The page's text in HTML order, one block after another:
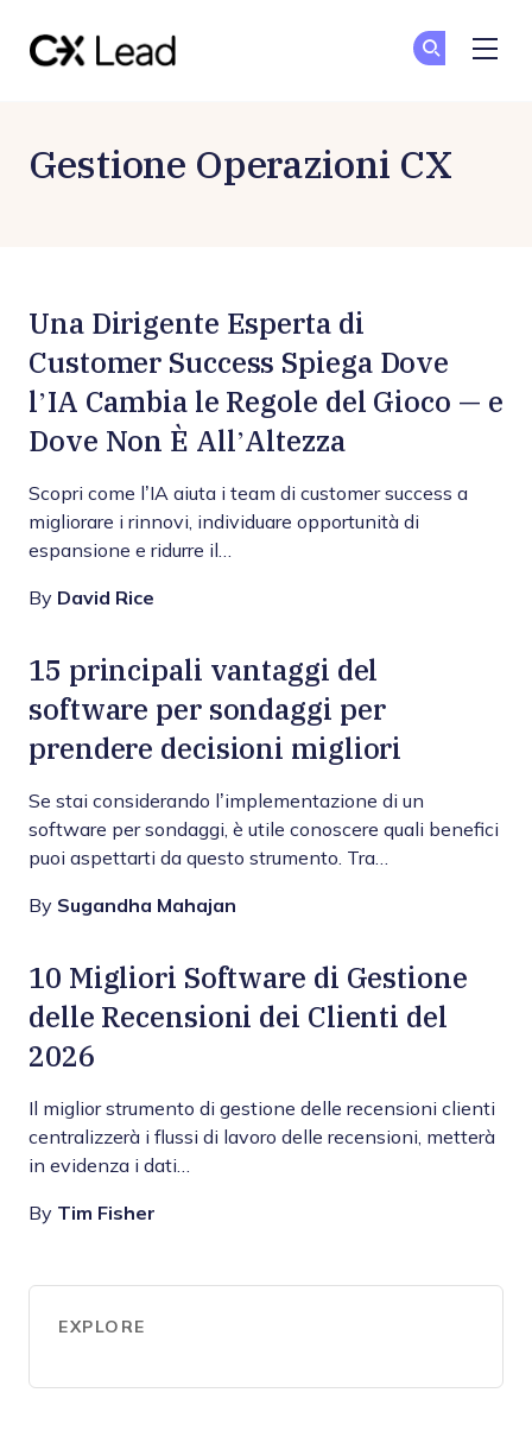
Gestione Operazioni CX
Una Dirigente Esperta di
Customer Success Spiega Dove
l’IA Cambia le Regole del Gioco — e
Dove Non È All’Altezza
Scopri come l’IA aiuta i team di customer success a
migliorare i rinnovi, individuare opportunità di
espansione e ridurre il…
By David Rice
15 principali vantaggi del
software per sondaggi per
prendere decisioni migliori
Se stai considerando l’implementazione di un
software per sondaggi, è utile conoscere quali benefici
puoi aspettarti da questo strumento. Tra…
By Sugandha Mahajan
10 Migliori Software di Gestione
delle Recensioni dei Clienti del
2026
Il miglior strumento di gestione delle recensioni clienti
centralizzerà i flussi di lavoro delle recensioni, metterà
in evidenza i dati…
By Tim Fisher
EXPLORE